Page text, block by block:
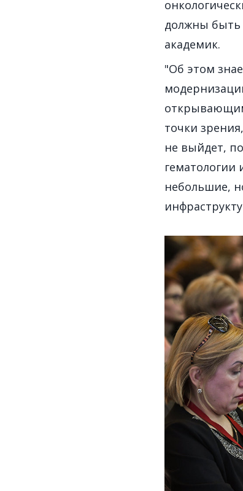
должны быть
академик.
"Об этом
точки
не выйдет,
гематологии
небольшие,